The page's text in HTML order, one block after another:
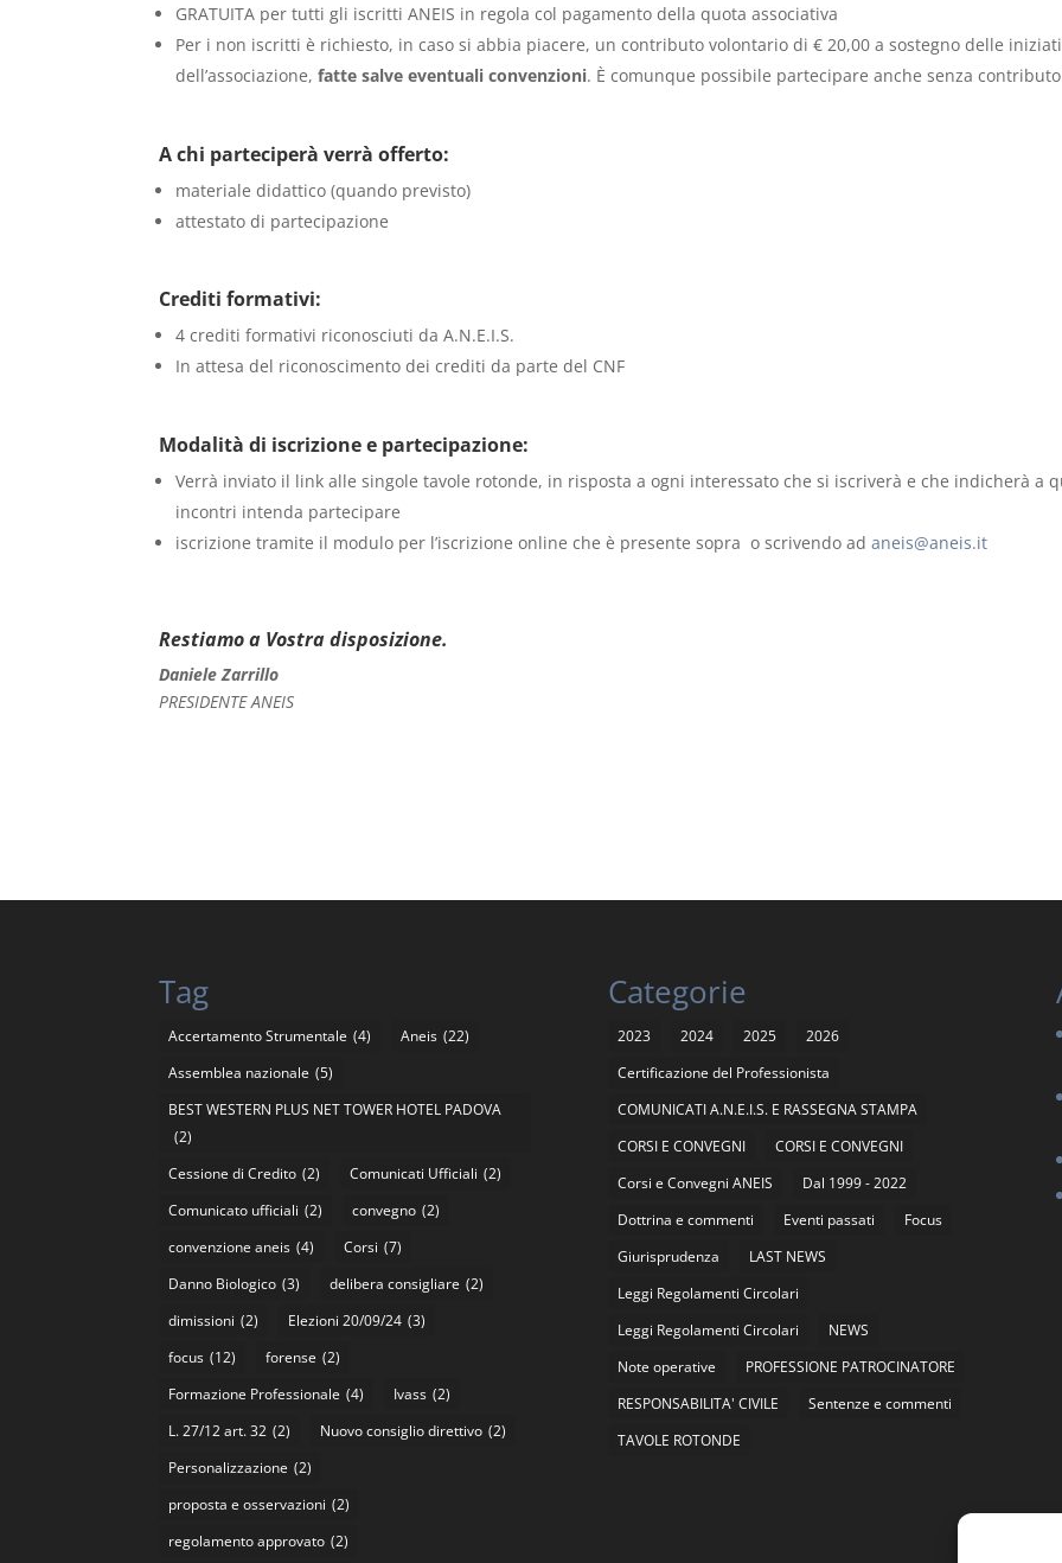
GRATUITA per tutti gli iscritti ANEIS in regola col pagamento della quota associativa
Per i non iscritti è richiesto, in caso si abbia piacere, un contributo volontario di € 20,00 a sostegno delle
dell’associazione,fatte salve eventuali convenzioni. È comunque possibile partecipare anche senza
A chi parteciperà verrà offerto:
materiale didattico (quando previsto)
attestato di partecipazione
Crediti formativi:
4 crediti formativi riconosciuti da A.N.E.I.S.
In attesa del riconoscimento dei crediti da parte del CNF
Modalità di iscrizione e partecipazione:
Verrà inviato il link alle singole tavole rotonde, in risposta a ogni interessato che si iscriverà e che indicherà a
incontri intenda partecipare
iscrizione tramite il modulo per l’iscrizione online che è presente sopra o scrivendo adaneis@aneis.it
Restiamo a Vostra disposizione.
Daniele Zarrillo
PRESIDENTE ANEIS
Tag
Accertamento Strumentale (4) Aneis (22)
Assemblea nazionale (5)
BEST WESTERN PLUS NET TOWER HOTEL PADOVA
(2)
Cessione di Credito (2) Comunicati Ufficiali (2)
Comunicato ufficiali (2) convegno (2)
convenzione aneis (4) Corsi (7)
Danno Biologico (3) delibera consigliare (2)
dimissioni (2) Elezioni 20/09/24 (3)
focus (12) forense (2)
Formazione Professionale (4) Ivass (2)
L. 27/12 art. 32 (2) Nuovo consiglio direttivo (2)
Personalizzazione (2)
proposta e osservazioni (2)
regolamento approvato (2)
Categorie
2023 2024 2025
2026
Certificazione del Professionista
COMUNICATI A.N.E.I.S. E RASSEGNA STAMPA
CORSI E CONVEGNI
CORSI E CONVEGNI
Corsi e Convegni ANEIS
Dal 1999 - 2022
Dottrina e commenti
Eventi passati
Focus
Giurisprudenza
LAST NEWS
Leggi Regolamenti Circolari
Leggi Regolamenti Circolari
NEWS
Note operative
PROFESSIONE PATROCINATORE
RESPONSABILITA' CIVILE
Sentenze e commenti
TAVOLE ROTONDE